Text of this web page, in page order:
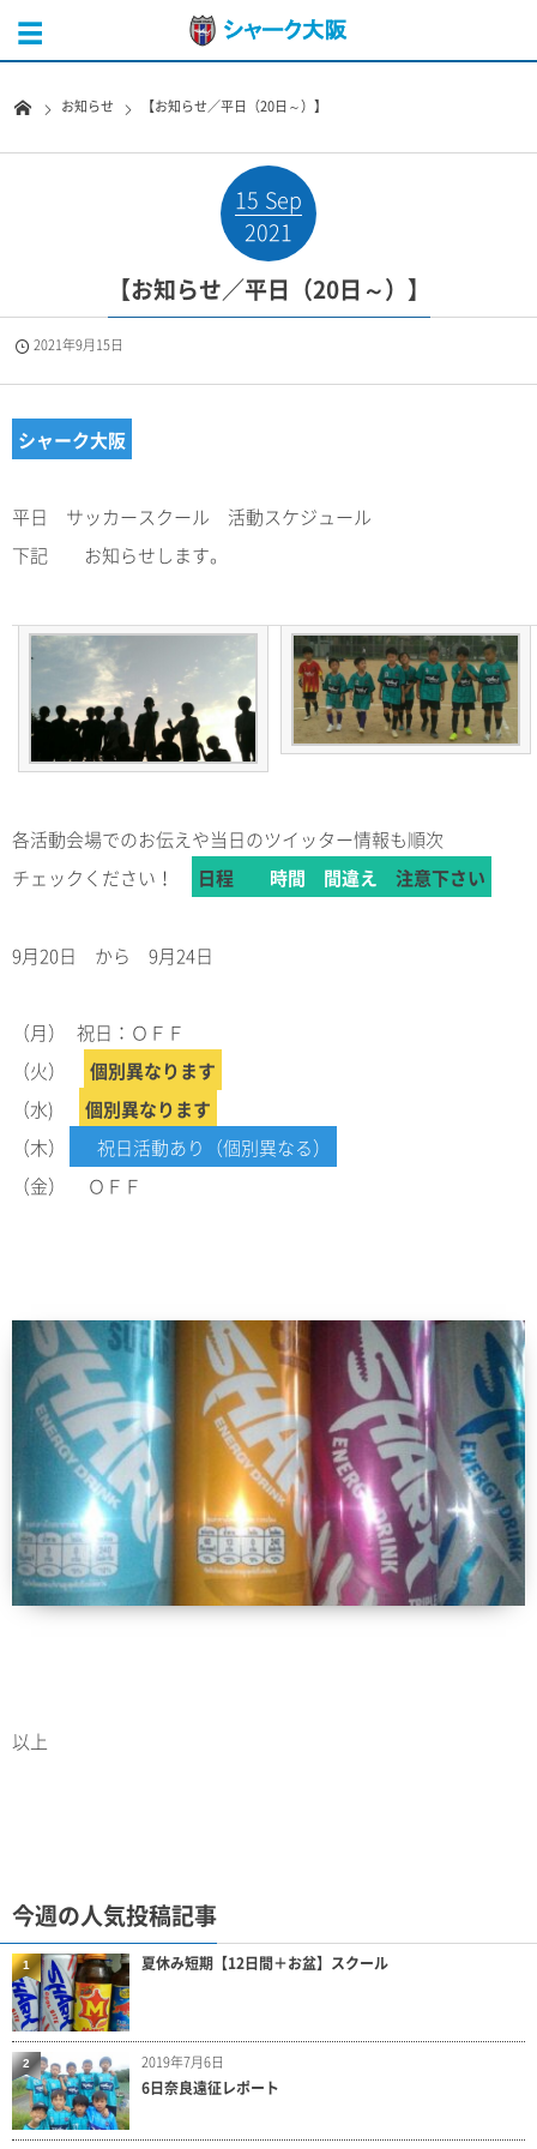
お知らせ 【お知らせ／平日（20日～）】
15 Sep
2021
【お知らせ／平日（20日～）】
2021年9月15日
シャーク大阪
平日 サッカースクール 活動スケジュール
下記 お知らせします。
各活動会場でのお伝えや当日のツイッター情報も順次
チェックください！
日程 時間 間違え 注意下さい
9月20日 から 9月24日
（月） 祝日：ＯＦＦ
（火）
個別異なります
（水)
個別異なります
（木）
祝日活動あり（個別異なる）
（金） ＯＦＦ
以上
今週の人気投稿記事
夏休み短期【12日間＋お盆】スクール
1
2019年7月6日
6日奈良遠征レポート
2